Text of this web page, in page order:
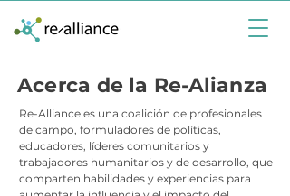
Acerca de la Re-Alianza
Re-Alliance es una coalición de profesionales
de campo, formuladores de políticas,
educadores, líderes comunitarios y
trabajadores humanitarios y de desarrollo, que
comparten habilidades y experiencias para